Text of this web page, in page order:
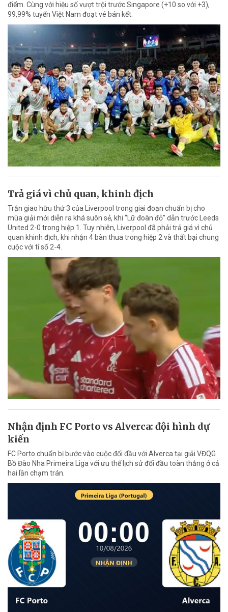
điểm. Cùng với hiệu số vượt trội trước Singapore (+10 so với +3),
99,99% tuyển Việt Nam đoạt vé bán kết.
Trả giá vì chủ quan, khinh địch
Trận giao hữu thứ 3 của Liverpool trong giai đoạn chuẩn bị cho
mùa giải mới diễn ra khá suôn sẻ, khi “Lữ đoàn đỏ” dẫn trước Leeds
United 2-0 trong hiệp 1. Tuy nhiên, Liverpool đã phải trả giá vì chủ
quan khinh địch, khi nhận 4 bàn thua trong hiệp 2 và thất bại chung
cuộc với tỉ số 2-4.
Nhận định FC Porto vs Alverca: đội hình dự
kiến
FC Porto chuẩn bị bước vào cuộc đối đầu với Alverca tại giải VĐQG
Bồ Đào Nha Primeira Liga với ưu thế lịch sử đối đầu toàn thắng ở cả
hai lần chạm trán.